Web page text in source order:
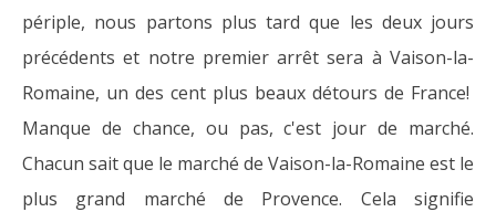
périple, nous partons plus tard que les deux jours
précédents et notre premier arrêt sera à Vaison-la-
Romaine, un des cent plus beaux détours de France!
Manque de chance, ou pas, c'est jour de marché.
Chacun sait que le marché de Vaison-la-Romaine est le
plus grand marché de Provence. Cela signifie